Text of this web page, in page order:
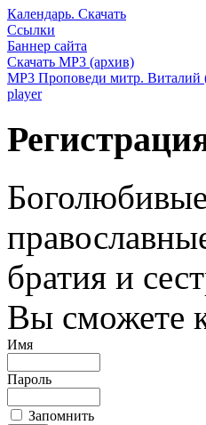
Календарь. Скачать
Ссылки
Баннер сайта
Скачать MP3 (архив)
MP3 Проповеди митр. Виталий
player
Боголюбивые
братия и
Вы сможете
Имя
Пароль
Запомнить